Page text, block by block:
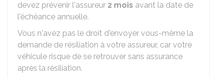
devez prévenir l'assureur 2 mois avant la date de
l'échéance annuelle.
Vous n'avez pas le droit d'envoyer vous-même la
demande de résiliation à votre assureur, car votre
véhicule risque de se retrouver sans assurance
après la résiliation.